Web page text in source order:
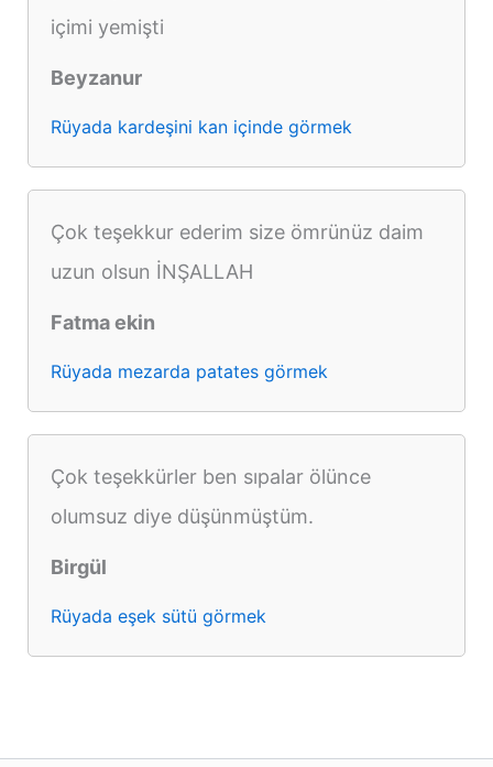
içimi yemişti
Beyzanur
Rüyada kardeşini kan içinde görmek
Çok teşekkur ederim size ömrünüz daim
uzun olsun İNŞALLAH
Fatma ekin
Rüyada mezarda patates görmek
Çok teşekkürler ben sıpalar ölünce
olumsuz diye düşünmüştüm.
Birgül
Rüyada eşek sütü görmek